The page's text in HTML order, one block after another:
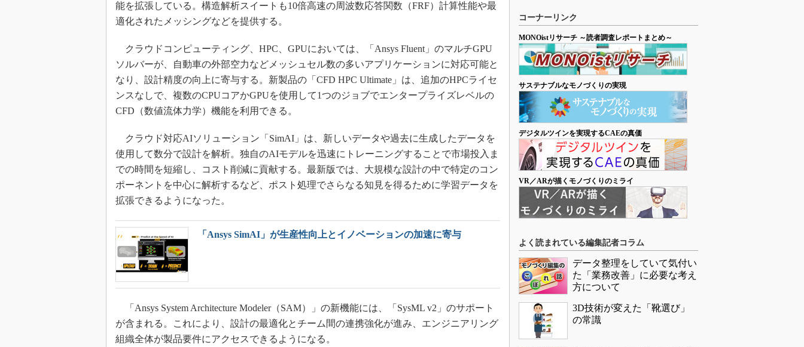
能を拡張している。構造解析スイートも10倍高速の周波数応答関数（FRF）計算性能や最
適化されたメッシングなどを提供する。
クラウドコンピューティング、HPC、GPUにおいては、「Ansys Fluent」のマルチGPU
ソルバーが、自動車の外部空力などメッシュセル数の多いアプリケーションに対応可能と
なり、設計精度の向上に寄与する。新製品の「CFD HPC Ultimate」は、追加のHPCライセ
ンスなしで、複数のCPUコアかGPUを使用して1つのジョブでエンタープライズレベルの
CFD（数値流体力学）機能を利用できる。
クラウド対応AIソリューション「SimAI」は、新しいデータや過去に生成したデータを
使用して数分で設計を解析。独自のAIモデルを迅速にトレーニングすることで市場投入ま
での時間を短縮し、コスト削減に貢献する。最新版では、大規模な設計の中で特定のコン
ポーネントを中心に解析するなど、ポスト処理でさらなる知見を得るために学習データを
拡張できるようになった。
「Ansys SimAI」が生産性向上とイノベーションの加速に寄与
「Ansys System Architecture Modeler（SAM）」の新機能には、「SysML v2」のサポート
が含まれる。これにより、設計の最適化とチーム間の連携強化が進み、エンジニアリング
組織全体が製品要件にアクセスできるようになる。
コーナーリンク
MONOistリサーチ ～読者調査レポートまとめ～
サステナブルなモノづくりの実現
デジタルツインを実現するCAEの真価
VR／ARが描くモノづくりのミライ
よく読まれている編集記者コラム
データ整理をしていて気付い
た「業務改善」に必要な考え
方について
3D技術が変えた「靴選び」
の常識